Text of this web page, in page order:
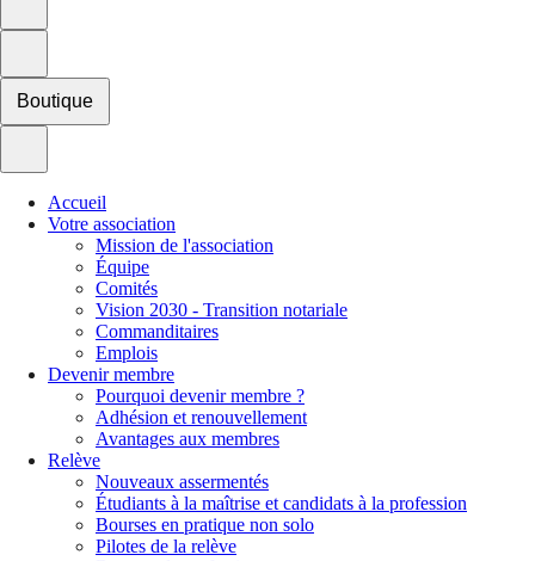
Boutique
Accueil
Votre association
Mission de l'association
Équipe
Comités
Vision 2030 - Transition notariale
Commanditaires
Emplois
Devenir membre
Pourquoi devenir membre ?
Adhésion et renouvellement
Avantages aux membres
Relève
Nouveaux assermentés
Étudiants à la maîtrise et candidats à la profession
Bourses en pratique non solo
Pilotes de la relève